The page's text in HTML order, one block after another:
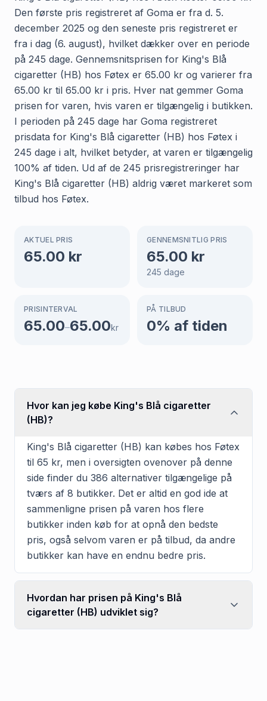
Den første pris registreret af Goma er fra d. 5.
december 2025 og den seneste pris registreret er
fra i dag (6. august), hvilket dækker over en periode
på 245 dage. Gennemsnitsprisen for King's Blå
cigaretter (HB) hos Føtex er 65.00 kr og varierer fra
65.00 kr til 65.00 kr i pris. Hver nat gemmer Goma
prisen for varen, hvis varen er tilgængelig i butikken.
I perioden på 245 dage har Goma registreret
prisdata for King's Blå cigaretter (HB) hos Føtex i
245 dage i alt, hvilket betyder, at varen er tilgængelig
100% af tiden. Ud af de 245 prisregistreringer har
King's Blå cigaretter (HB) aldrig været markeret som
tilbud hos Føtex.
AKTUEL PRIS
65.00 kr
GENNEMSNITLIG PRIS
65.00 kr
245 dage
PRISINTERVAL
65.00–65.00kr
PÅ TILBUD
0% af tiden
Hvor kan jeg købe King's Blå cigaretter
(HB)?
King's Blå cigaretter (HB) kan købes hos Føtex
til 65 kr, men i oversigten ovenover på denne
side finder du 386 alternativer tilgængelige på
tværs af 8 butikker. Det er altid en god ide at
sammenligne prisen på varen hos flere
butikker inden køb for at opnå den bedste
pris, også selvom varen er på tilbud, da andre
butikker kan have en endnu bedre pris.
Hvordan har prisen på King's Blå
cigaretter (HB) udviklet sig?